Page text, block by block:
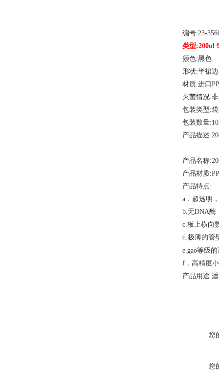
编号:23-
类型:200ul
颜色:黑色
形状:半裙边
材质:进口PP
灭菌情况:
包装类型:
包装数量
产品描述
产品名称
产品材质:PP
产品特点:
a．超透明
b.无DNA酶
c.板上横向
d.极薄的管
e.gao等级的
f．高精度
产品用途:
您
您